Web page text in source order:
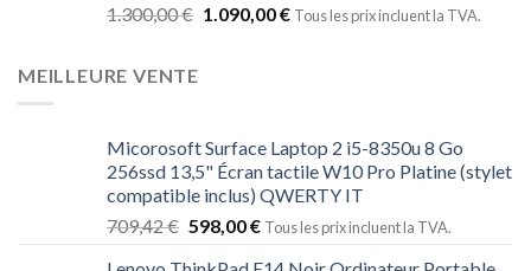
1.300,00€ 1.090,00€ Tous les prix incluent la TVA.
MEILLEURE VENTE
Micorosoft Surface Laptop 2 i5-8350u 8 Go
256ssd 13,5" Écran tactile W10 Pro Platine (stylet
compatible inclus) QWERTY IT
709,42€ 598,00€ Tous les prix incluent la TVA.